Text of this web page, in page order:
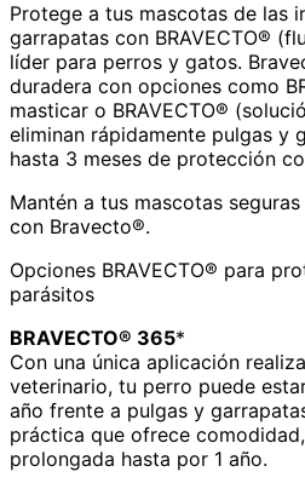
Protege a tus mascotas de las
garrapatas con BRAVECTO®
líder para perros y gatos.
duradera con opciones como
masticar o BRAVECTO®
eliminan rápidamente pulgas y
hasta 3 meses de protección
Mantén a tus mascotas
con Bravecto®.
Opciones BRAVECTO® para
parásitos
BRAVECTO® 365*
Con una única aplicación
veterinario, tu perro puede
año frente a pulgas y
práctica que ofrece
prolongada hasta por 1 año.